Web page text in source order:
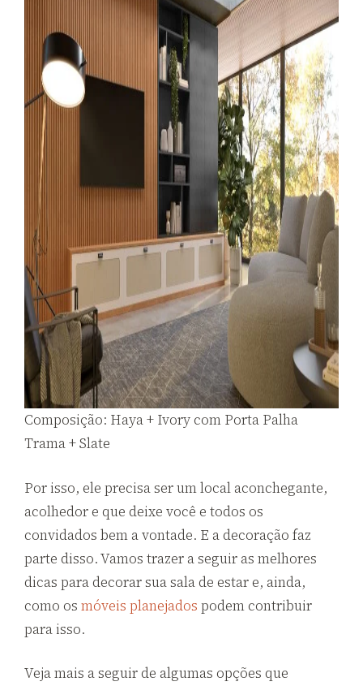
Composição: Haya + Ivory com Porta Palha
Trama + Slate
Por isso, ele precisa ser um local aconchegante,
acolhedor e que deixe você e todos os
convidados bem a vontade. E a decoração faz
parte disso. Vamos trazer a seguir as melhores
dicas para decorar sua sala de estar e, ainda,
como os móveis planejados podem contribuir
para isso.
Veja mais a seguir de algumas opções que